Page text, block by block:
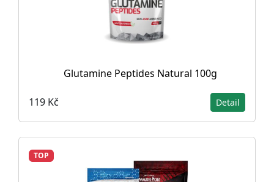
Glutamine Peptides Natural 100g
119 Kč Detail
TOP